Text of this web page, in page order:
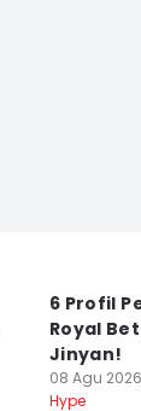
6 Profil
Royal
Jinyan!
08 Agu
Hype